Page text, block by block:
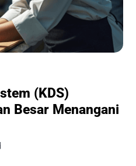
(KDS)
Besar Menangani